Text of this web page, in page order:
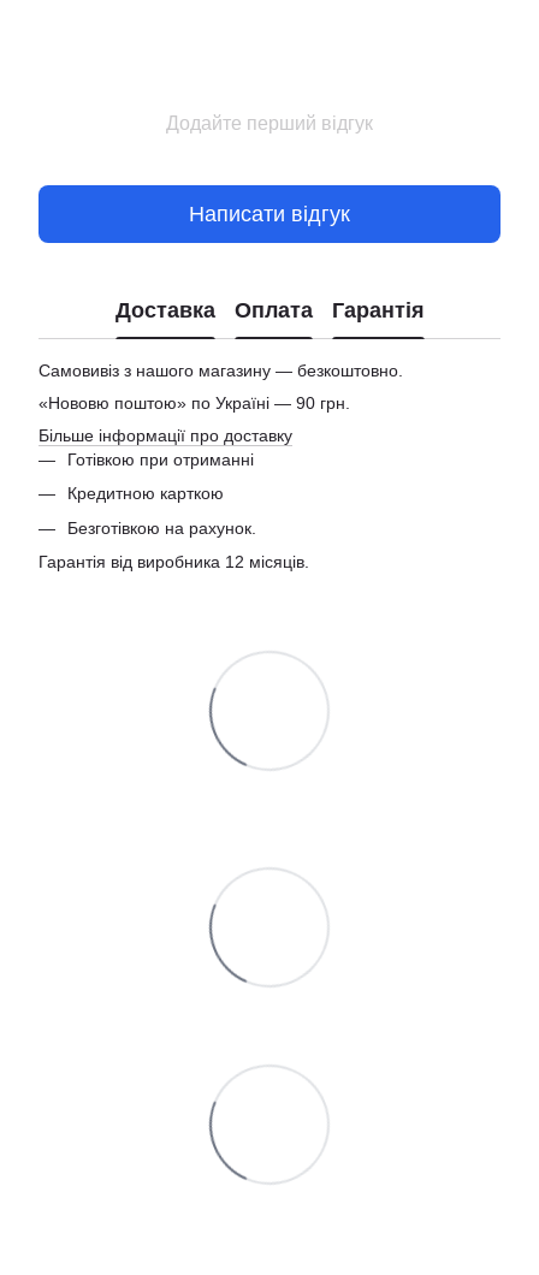
Додайте перший відгук
Написати відгук
Доставка Оплата Гарантія
Самовивіз з нашого магазину — безкоштовно.
«Нововю поштою» по Україні — 90 грн.
Більше інформації про доставку
Готівкою при отриманні
Кредитною карткою
Безготівкою на рахунок.
Гарантія від виробника 12 місяців.